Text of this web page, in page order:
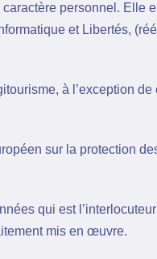
personnel. Elle
et Libertés,
à l’exception
sur la protection
qui est
mis en œuvre.